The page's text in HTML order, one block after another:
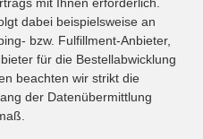
dabei beispielsweise an
bzw. Fulfillment-Anbieter,
für die Bestellabwicklung
beachten wir strikt die
der Datenübermittlung